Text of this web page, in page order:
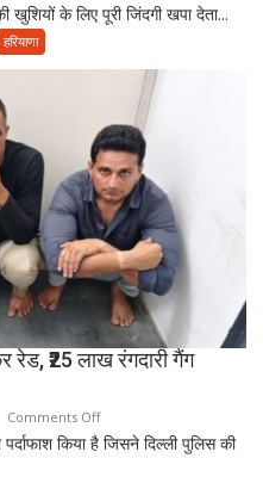
ही
की
भक्ति
पिता
नहीं
आई
आत्मनिर्भर
बेटियां,
चिता
पर
अकेले
हो
वृद्धाश्रम
के लिए पूरी जिंदगी खपा देता...
हरियाणा
रेड, ₹25 लाख रंगदारी गैंग
Comments Offon
गुरुग्राम
किया है जिसने दिल्ली पुलिस की